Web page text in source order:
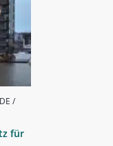
/
für